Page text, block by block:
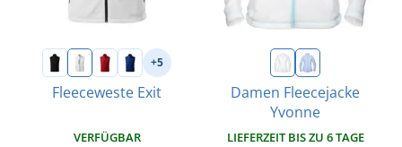
+5
Fleeceweste Exit
VERFÜGBAR
Damen Fleecejacke
Yvonne
LIEFERZEIT BIS ZU 6 TAGE